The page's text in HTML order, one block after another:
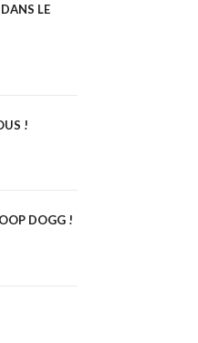
LE
!
DOGG !